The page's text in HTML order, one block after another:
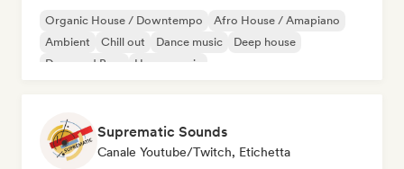
Organic House / Downtempo
Afro House / Amapiano
Ambient
Chill out Dance music
Deep house
Drum and Bass
House music
Suprematic Sounds
Canale Youtube/Twitch, Etichetta